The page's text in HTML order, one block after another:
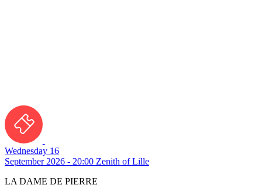
Wednesday 16
September 2026 - 20:00 Zenith of Lille
LA DAME DE PIERRE